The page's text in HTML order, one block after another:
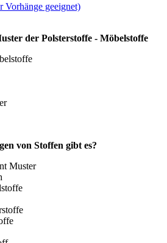
Vorhänge geeignet)
der Polsterstoffe - Möbelstoffe
von Stoffen gibt es?
Muster